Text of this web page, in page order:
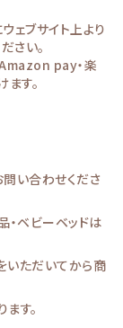
ェブサイト上より
さい。
pay・楽
す。
い合わせくださ
・ベビーベッドは
いただいてから商
す。